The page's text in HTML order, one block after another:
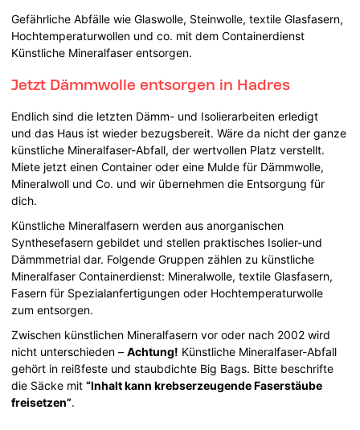
Gefährliche Abfälle wie Glaswolle, Steinwolle, textile Glasfasern,
Hochtemperaturwollen und co. mit dem Containerdienst
Künstliche Mineralfaser entsorgen.
Jetzt Dämmwolle entsorgen in Hadres
Endlich sind die letzten Dämm- und Isolierarbeiten erledigt
und das Haus ist wieder bezugsbereit. Wäre da nicht der ganze
künstliche Mineralfaser-Abfall, der wertvollen Platz verstellt.
Miete jetzt einen Container oder eine Mulde für Dämmwolle,
Mineralwoll und Co. und wir übernehmen die Entsorgung für
dich.
Künstliche Mineralfasern werden aus anorganischen
Synthesefasern gebildet und stellen praktisches Isolier-und
Dämmmetrial dar. Folgende Gruppen zählen zu künstliche
Mineralfaser Containerdienst: Mineralwolle, textile Glasfasern,
Fasern für Spezialanfertigungen oder Hochtemperaturwolle
zum entsorgen.
Zwischen künstlichen Mineralfasern vor oder nach 2002 wird
nicht unterschieden –Achtung! Künstliche Mineralfaser-Abfall
gehört in reißfeste und staubdichte Big Bags. Bitte beschrifte
die Säcke mit“Inhalt kann krebserzeugende Faserstäube
freisetzen”.